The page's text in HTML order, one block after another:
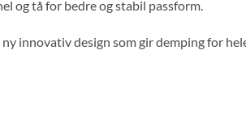
og tå for bedre og stabil passform.
innovativ design som gir demping for